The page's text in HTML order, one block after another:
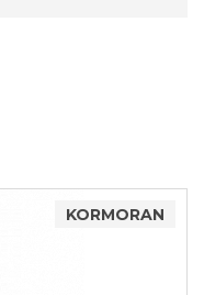
KORMORAN